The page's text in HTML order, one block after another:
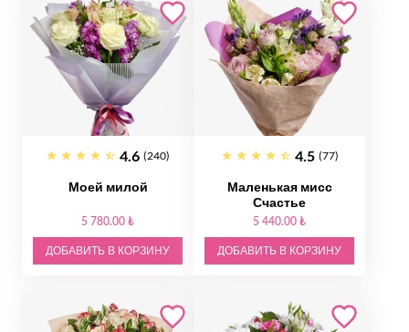
4.6 (240)
Моей милой
5 780.00 ₺
ДОБАВИТЬ В КОРЗИНУ
4.5 (77)
Маленькая мисс
Счастье
5 440.00 ₺
ДОБАВИТЬ В КОРЗИНУ